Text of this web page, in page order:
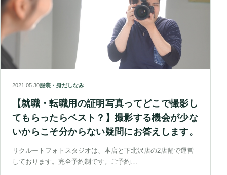
2021.05.30服装・身だしなみ
【就職・転職用の証明写真ってどこで撮影し
てもらったらベスト？】撮影する機会が少な
いからこそ分からない疑問にお答えします。
リクルートフォトスタジオは、本店と下北沢店の2店舗で運営
しております。完全予約制です。ご予約…